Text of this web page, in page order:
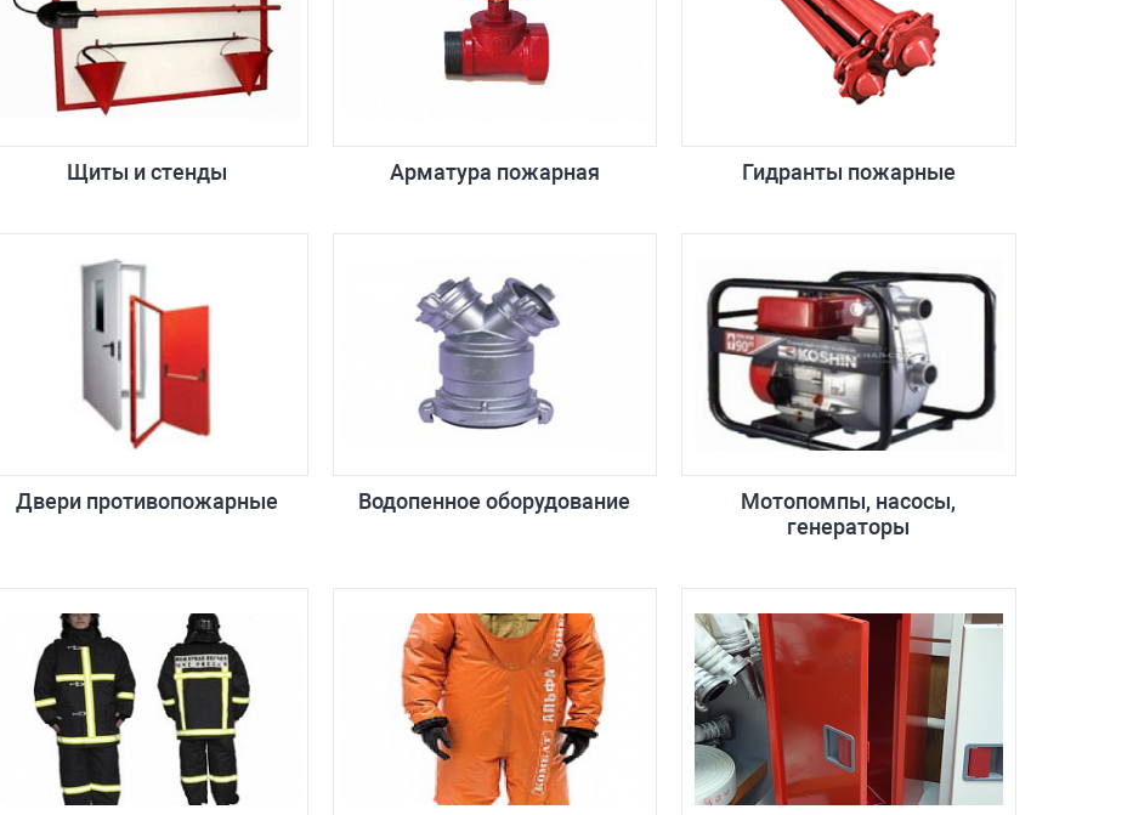
Щиты и стенды Арматура пожарная Гидранты пожарные
Двери противопожарные Водопенное оборудование
Мотопомпы, насосы,
генераторы